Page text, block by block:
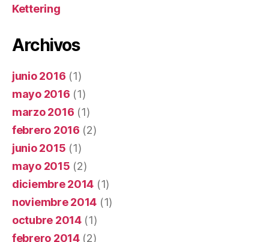
Kettering
Archivos
junio 2016 (1)
mayo 2016 (1)
marzo 2016 (1)
febrero 2016 (2)
junio 2015 (1)
mayo 2015 (2)
diciembre 2014 (1)
noviembre 2014 (1)
octubre 2014(1)
febrero 2014(2)